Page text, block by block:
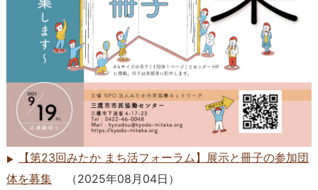
【第23回みたか まち活フォーラム】展示と冊子の参加団
体を募集
（2025年08月04日 ）